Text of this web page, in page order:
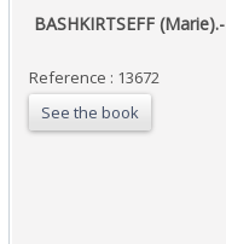
‎ BASHKIRTSEFF (Marie).-
Reference : 13672
See the book